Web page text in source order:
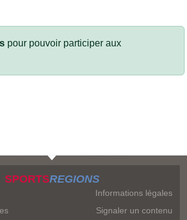
pour pouvoir participer aux
SPORTSREGIONS
Informations légales
Signaler un contenu